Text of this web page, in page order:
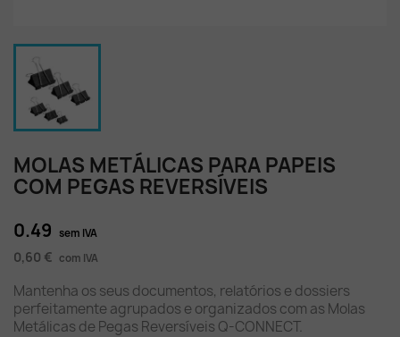
MOLAS METÁLICAS PARA PAPEIS
COM PEGAS REVERSÍVEIS
0.49 sem IVA
0,60 € com IVA
Mantenha os seus documentos, relatórios e dossiers
perfeitamente agrupados e organizados com as Molas
Metálicas de Pegas Reversíveis Q-CONNECT.